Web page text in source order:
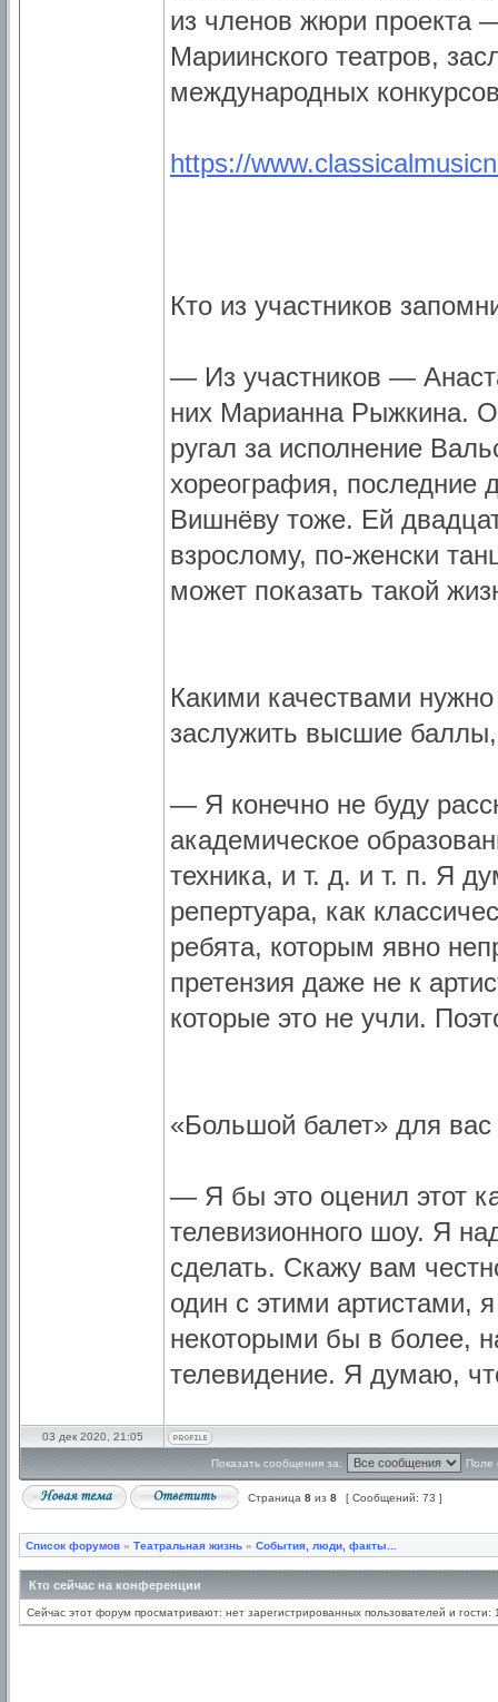
из членов жюри проекта
Мариинского театров,
международных
https://
Кто из участников
— Из участников —
них Марианна Рыжкина.
ругал за исполнение
хореография, последние
Вишнёву тоже. Ей
взрослому, по-женски
может показать такой
Какими качествами
заслужить высшие
— Я конечно не буду
академическое
техника, и т. д. и т. п. Я
репертуара, как
ребята, которым явно
претензия даже не к
которые это не учли.
«Большой балет» для
— Я бы это оценил этот
телевизионного шоу. Я
сделать. Скажу вам
один с этими артистами,
некоторыми бы в более,
телевидение. Я думаю,
03 дек 2020, 21:05
Показать сообщения за: Поле
Страница 8 из 8 [ Сообщений: 73 ]
Список форумов » Театральная жизнь » События, люди, факты...
Кто сейчас на конференции
Сейчас этот форум просматривают: нет зарегистрированных пользователей и гости: